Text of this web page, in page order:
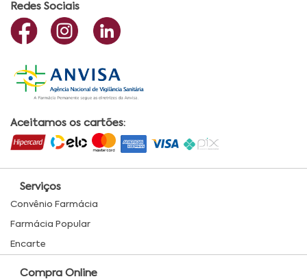
Redes Sociais
Aceitamos os cartões:
Serviços
Convênio Farmácia
Farmácia Popular
Encarte
Compra Online